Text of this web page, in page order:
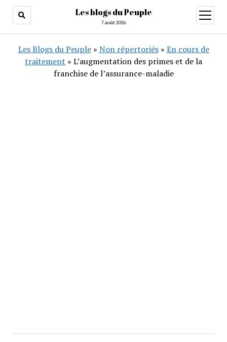
Les blogs du Peuple
7 août 2026
ouvrir
menu
Les Blogs du Peuple» Non répertoriés» En cours de
traitement » L’augmentation des primes et de la
franchise de l’assurance-maladie